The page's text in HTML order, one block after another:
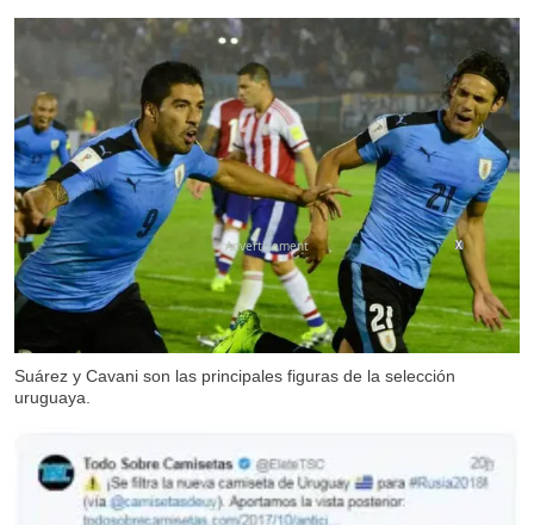
Suárez y Cavani son las principales figuras de la selección
uruguaya.
X